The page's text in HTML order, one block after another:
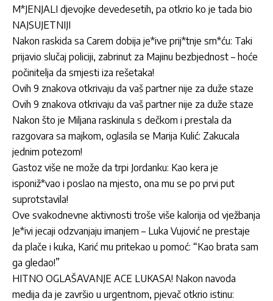
M*JENJALI djevojke devedesetih, pa otkrio ko je tada bio
NAJSUJETNIJI
Nakon raskida sa Carem dobija je*ive prij*tnje sm*ću: Taki
prijavio slučaj policiji, zabrinut za Majinu bezbjednost – hoće
počinitelja da smjesti iza rešetaka!
Ovih 9 znakova otkrivaju da vaš partner nije za duže staze
Ovih 9 znakova otkrivaju da vaš partner nije za duže staze
Nakon što je Miljana raskinula s dečkom i prestala da
razgovara sa majkom, oglasila se Marija Kulić: Zakucala
jednim potezom!
Gastoz više ne može da trpi Jordanku: Kao kera je
isponiž*vao i poslao na mjesto, ona mu se po prvi put
suprotstavila!
Ove svakodnevne aktivnosti troše više kalorija od vježbanja
Je*ivi jecaji odzvanjaju imanjem – Luka Vujović ne prestaje
da plače i kuka, Karić mu pritekao u pomoć: “Kao brata sam
ga gledao!”
HITNO OGLAŠAVANJE ACE LUKASA! Nakon navoda
medija da je završio u urgentnom, pjevač otkrio istinu: